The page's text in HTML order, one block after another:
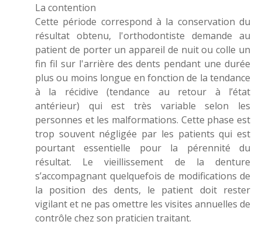
La contention
Cette période correspond à la conservation du
résultat obtenu, l'orthodontiste demande au
patient de porter un appareil de nuit ou colle un
fin fil sur l'arrière des dents pendant une durée
plus ou moins longue en fonction de la tendance
à la récidive (tendance au retour à l’état
antérieur) qui est très variable selon les
personnes et les malformations. Cette phase est
trop souvent négligée par les patients qui est
pourtant essentielle pour la pérennité du
résultat. Le vieillissement de la denture
s’accompagnant quelquefois de modifications de
la position des dents, le patient doit rester
vigilant et ne pas omettre les visites annuelles de
contrôle chez son praticien traitant.